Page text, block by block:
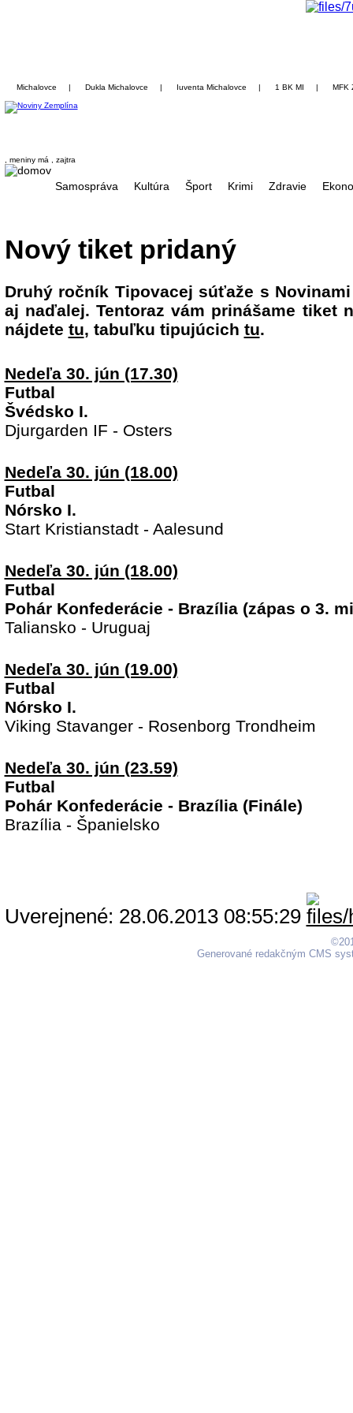
Michalovce | Dukla Michalovce | Iuventa Michalovce | 1 BK MI | MFK
, meniny má , zajtra
Samospráva Kultúra Šport Krimi Zdravie
Nový tiket pridaný
Druhý ročník Tipovacej súťaže s
aj naďalej. Tentoraz vám prinášame tiket
nájdete tu, tabuľku tipujúcich tu.
Nedeľa 30. jún (17.30)
Futbal
Švédsko I.
Djurgarden IF - Osters
Nedeľa 30. jún (18.00)
Futbal
Nórsko I.
Start Kristianstadt - Aalesund
Nedeľa 30. jún (18.00)
Futbal
Pohár Konfederácie - Brazília (zápas o 3.
Taliansko - Uruguaj
Nedeľa 30. jún (19.00)
Futbal
Nórsko I.
Viking Stavanger - Rosenborg Trondheim
Nedeľa 30. jún (23.59)
Futbal
Pohár Konfederácie - Brazília (Finále)
Brazília - Španielsko
Uverejnené: 28.06.2013 08:55:29
Generované redakčným CMS